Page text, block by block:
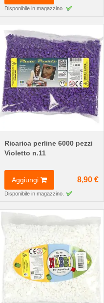
Disponibile in magazzino.
Ricarica perline 6000 pezzi
Violetto n.11
Aggiungi 8,90 €
Disponibile in magazzino.